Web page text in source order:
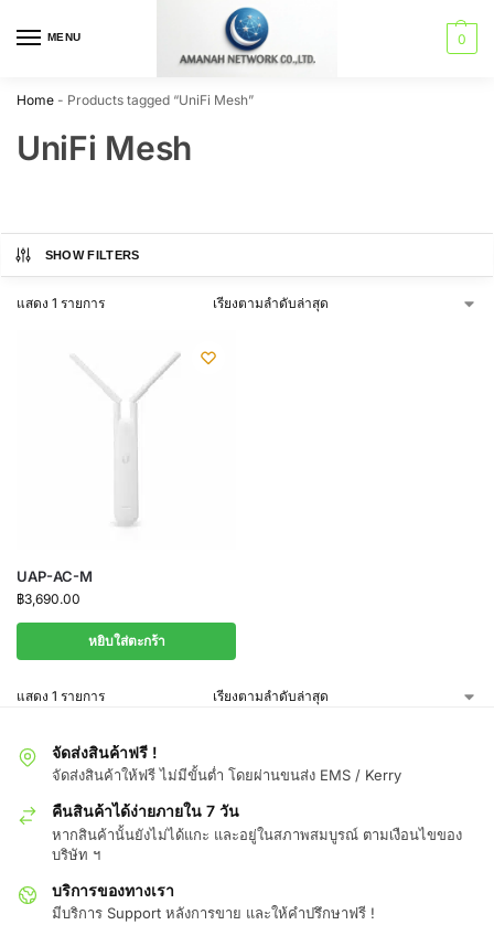
MENU 0
Home - Products tagged “UniFi Mesh”
UniFi Mesh
SHOW FILTERS
แสดง 1 รายการ
UAP-AC-M
฿3,690.00
หยิบใส่ตะกร้า
แสดง 1 รายการ
จัดส่งสินค้าฟรี !
จัดส่งสินค้าให้ฟรี ไม่มีขั้นต่ำ โดยผ่านขนส่ง EMS / Kerry
คืนสินค้าได้ง่ายภายใน 7 วัน
หากสินค้านั้นยังไม่ได้แกะ และอยู่ในสภาพสมบูรณ์ ตามเงือนไขของ
บริษัท ฯ
บริการของทางเรา
มีบริการ Support หลังการขาย และให้คำปรึกษาฟรี !